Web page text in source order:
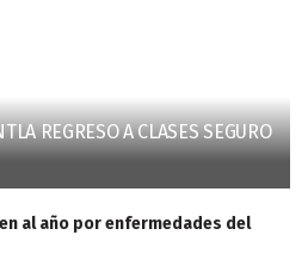
REGRESO A CLASES SEGURO
al año por enfermedades del